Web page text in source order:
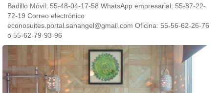
Badillo Móvil: 55-48-04-17-58 WhatsApp empresarial: 55-87-22-
72-19 Correo electrónico
econosuites.portal.sanangel@gmail.com Oficina: 55-56-62-26-76
o 55-62-79-93-96